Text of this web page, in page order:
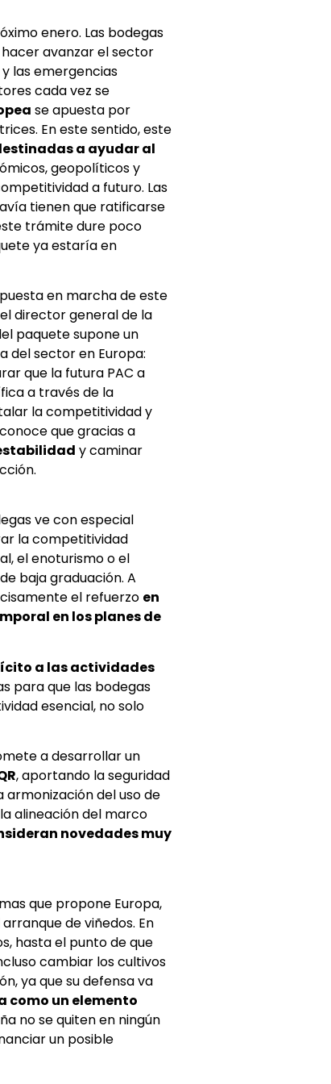
enero. Las bodegas
avanzar el sector
las emergencias
cada vez se
se apuesta por
En este sentido, este
a ayudar al
geopolíticos y
a futuro. Las
tienen que ratificarse
trámite dure poco
ya estaría en
en marcha de este
director general de la
paquete supone un
del sector en Europa:
que la futura PAC a
a través de la
la competitividad y
que gracias a
y caminar
ve con especial
la competitividad
el enoturismo o el
baja graduación. A
el refuerzo en
en los planes de
a las actividades
para que las bodegas
esencial, no solo
a desarrollar un
, aportando la seguridad
del uso de
alineación del marco
novedades muy
que propone Europa,
de viñedos. En
hasta el punto de que
cambiar los cultivos
ya que su defensa va
como un elemento
no se quiten en ningún
un posible